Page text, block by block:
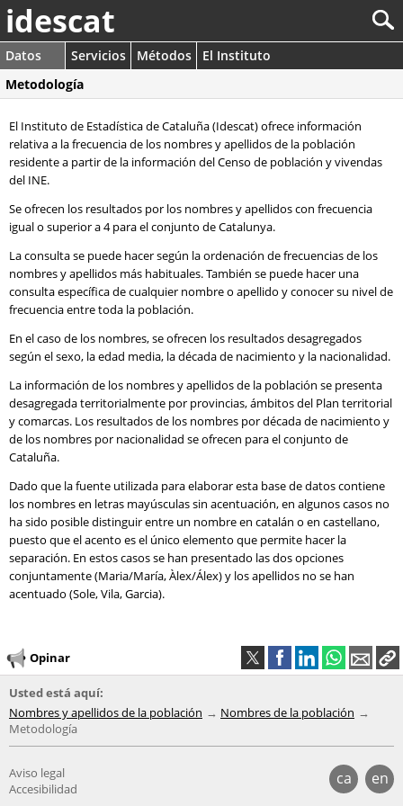
idescat
Datos Servicios Métodos
El Instituto
Metodología
El Instituto de Estadística de Cataluña (Idescat) ofrece información
relativa a la frecuencia de los nombres y apellidos de la población
residente a partir de la información del Censo de población y vivendas
del INE.
Se ofrecen los resultados por los nombres y apellidos con frecuencia
igual o superior a 4 para el conjunto de Catalunya.
La consulta se puede hacer según la ordenación de frecuencias de los
nombres y apellidos más habituales. También se puede hacer una
consulta específica de cualquier nombre o apellido y conocer su nivel de
frecuencia entre toda la población.
En el caso de los nombres, se ofrecen los resultados desagregados
según el sexo, la edad media, la década de nacimiento y la nacionalidad.
La información de los nombres y apellidos de la población se presenta
desagregada territorialmente por provincias, ámbitos del Plan territorial
y comarcas. Los resultados de los nombres por década de nacimiento y
de los nombres por nacionalidad se ofrecen para el conjunto de
Cataluña.
Dado que la fuente utilizada para elaborar esta base de datos contiene
los nombres en letras mayúsculas sin acentuación, en algunos casos no
ha sido posible distinguir entre un nombre en catalán o en castellano,
puesto que el acento es el único elemento que permite hacer la
separación. En estos casos se han presentado las dos opciones
conjuntamente (Maria/María, Àlex/Álex) y los apellidos no se han
acentuado (Sole, Vila, Garcia).
Opinar
Usted está aquí:
Nombres y apellidos de la población
Nombres de la población
Metodología
ca en
Aviso legal
Accesibilidad